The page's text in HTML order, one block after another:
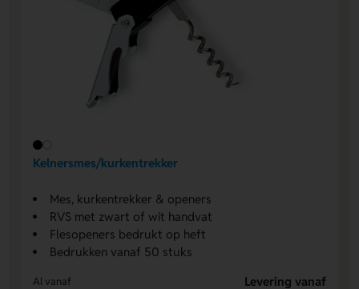
Kelnersmes/kurkentrekker
Mes, kurkentrekker & openers
RVS met zwart of wit handvat
Flesopeners bedrukt op heft
Bedrukken vanaf 50 stuks
Al vanaf
Levering vanaf